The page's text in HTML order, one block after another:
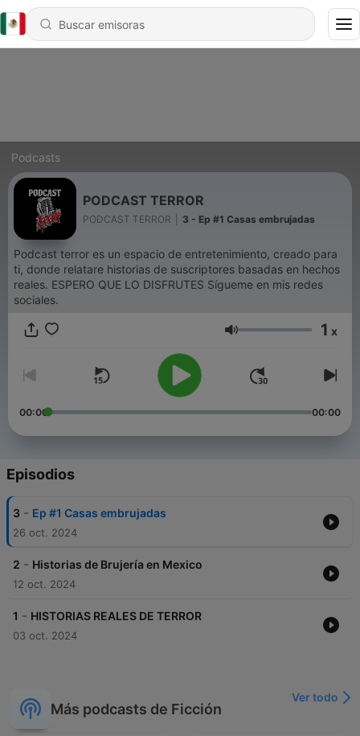
Podcasts
PODCAST TERROR
PODCAST TERROR 3 - Ep #1 Casas embrujadas
Podcast terror es un espacio de entretenimiento, creado para
ti, donde relatare historias de suscriptores basadas en hechos
reales. ESPERO QUE LO DISFRUTES Sígueme en mis redes
sociales.
Volumen 1 x
00:00 00:00
Episodios
3 - Ep #1 Casas embrujadas
26 oct. 2024
2 - Historias de Brujería en Mexico
12 oct. 2024
1 - HISTORIAS REALES DE TERROR
03 oct. 2024
Más podcasts de Ficción
Ver todo